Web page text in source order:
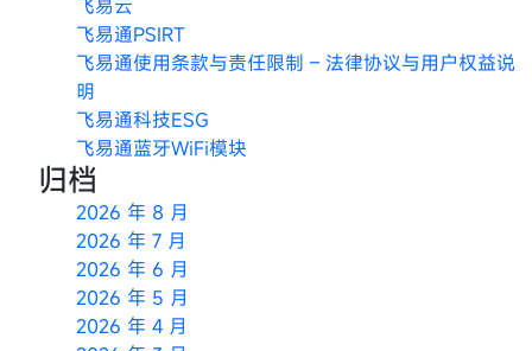
飞易云
飞易通PSIRT
飞易通使用条款与责任限制 – 法律协议与用户权益说
明
飞易通科技ESG
飞易通蓝牙WiFi模块
归档
2026 年 8 月
2026 年 7 月
2026 年 6 月
2026 年 5 月
2026 年 4 月